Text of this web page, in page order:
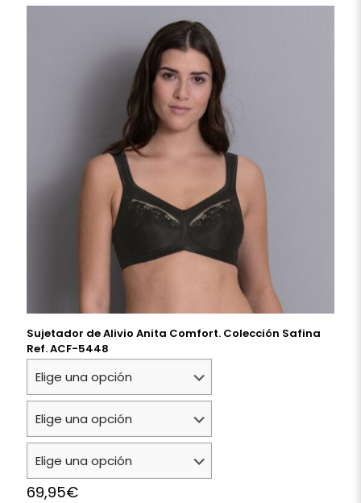
Sujetador de Alivio Anita Comfort. Colección Safina
Ref. ACF-5448
69,95€